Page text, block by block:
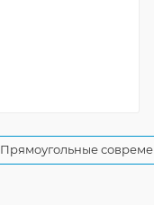
Прямоугольные